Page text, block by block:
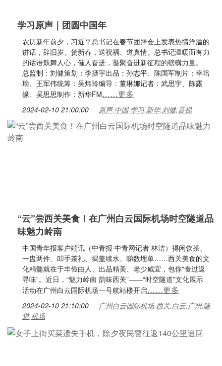
学习原声｜团圆中国年
农历新年前夕，习近平总书记在春节团拜会上发表热情洋溢的
讲话，辞旧岁、贺新春，送祝福、道真情。总书记温暖而有力
的话语鼓舞人心，催人奋进，凝聚奋进新征程的磅礴力量。
总监制：刘健策划：李拯宇出品：孙志平、陈国军制片：幸培
瑜、王军伟统筹：吴炜玲编导：董琳娜记者：武思宇、陈露
缘、吴思思制作：新华FM……更多
2024-02-10 21:00:00 原声,中国,学习,新华,刘健,音视
“云”尝西关美食！在广州白云国际机场时空隧道品
味魅力岭南
中国青年报客户端讯（中青报·中青网记者 林洁）得闲饮茶、
一盅两件、叩手茶礼、揭盖续水、睇数埋单……西关美食的文
化精髓就在于丰俭由人、出品精美、老少咸宜，包你“食过返
寻味”。近日，“魅力岭南 韵味西关”——“时空隧道”文化展示
活动在广州白云国际机场一号航站楼开启……更多
2024-02-10 21:10:00
广州白云国际机场,西关,白云,广州,隧
道,机场